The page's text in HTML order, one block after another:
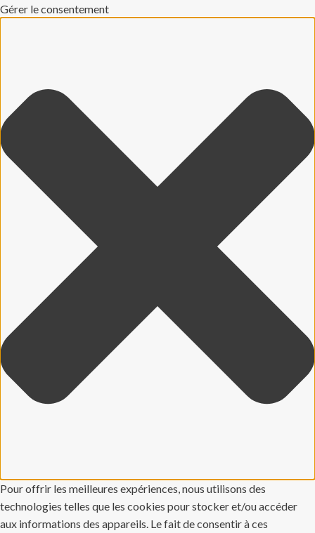
Gérer le consentement
Pour offrir les meilleures expériences, nous utilisons des
technologies telles que les cookies pour stocker et/ou accéder
aux informations des appareils. Le fait de consentir à ces